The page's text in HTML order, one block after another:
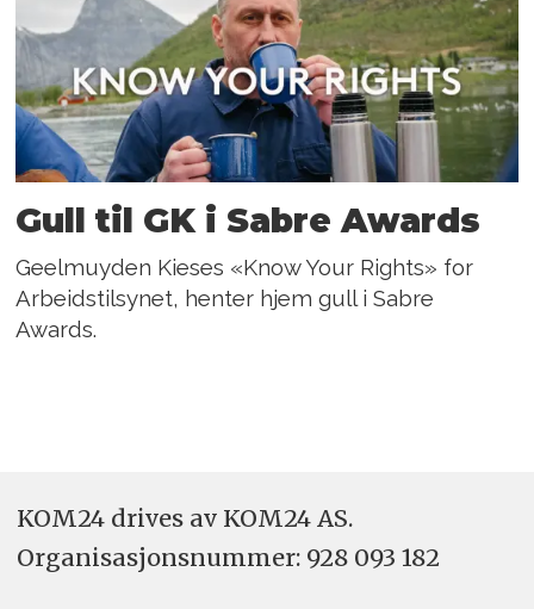
Gull til GK i Sabre Awards
Geelmuyden Kieses «Know Your Rights» for
Arbeidstilsynet, henter hjem gull i Sabre
Awards.
KOM24 drives av KOM24 AS.
Organisasjons­nummer: 928 093 182